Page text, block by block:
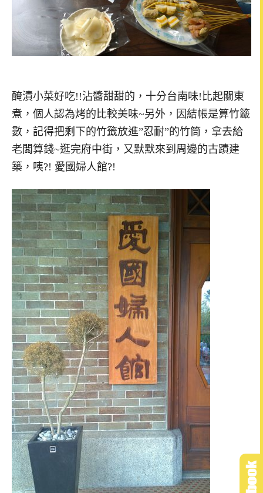
醃漬小菜好吃!!沾醬甜甜的，十分台南味!比起關東
煮，個人認為烤的比較美味~另外，因結帳是算竹籤
數，記得把剩下的竹籤放進”忍耐”的竹筒，拿去給
老闆算錢~逛完府中街，又默默來到周邊的古蹟建
築，咦?! 愛國婦人館?!